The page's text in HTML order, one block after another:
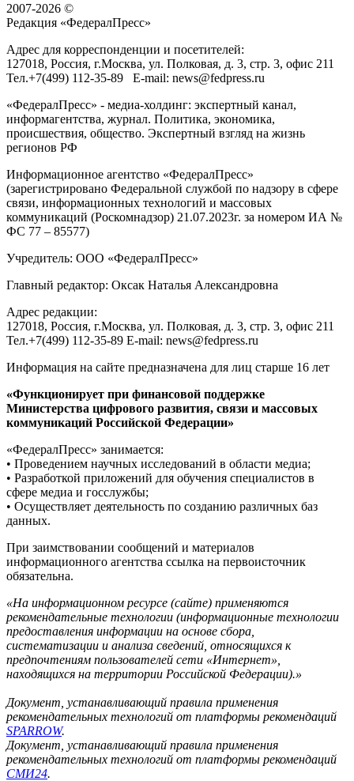
2007-2026 ©
Редакция «ФедералПресс»
Адрес для корреспонденции и посетителей:
127018, Россия, г.Москва, ул. Полковая, д. 3, стр. 3, офис 211
Тел.+7(499) 112-35-89 E-mail: news@fedpress.ru
«ФедералПресс» - медиа-холдинг: экспертный канал,
информагентства, журнал. Политика, экономика,
происшествия, общество. Экспертный взгляд на жизнь
регионов РФ
Информационное агентство «ФедералПресс»
(зарегистрировано Федеральной службой по надзору в сфере
связи, информационных технологий и массовых
коммуникаций (Роскомнадзор) 21.07.2023г. за номером ИА №
ФС 77 – 85577)
Учредитель: ООО «ФедералПресс»
Главный редактор: Оксак Наталья Александровна
Адрес редакции:
127018, Россия, г.Москва, ул. Полковая, д. 3, стр. 3, офис 211
Тел.+7(499) 112-35-89 E-mail: news@fedpress.ru
Информация на сайте предназначена для лиц старше 16 лет
«Функционирует при финансовой поддержке
Министерства цифрового развития, связи и массовых
коммуникаций Российской Федерации»
«ФедералПресс» занимается:
• Проведением научных исследований в области медиа;
• Разработкой приложений для обучения специалистов в
сфере медиа и госслужбы;
• Осуществляет деятельность по созданию различных баз
данных.
При заимствовании сообщений и материалов
информационного агентства ссылка на первоисточник
обязательна.
«На информационном ресурсе (сайте) применяются
рекомендательные технологии (информационные технологии
предоставления информации на основе сбора,
систематизации и анализа сведений, относящихся к
предпочтениям пользователей сети «Интернет»,
находящихся на территории Российской Федерации).»
Документ, устанавливающий правила применения
рекомендательных технологий от платформы рекомендаций
SPARROW.
Документ, устанавливающий правила применения
рекомендательных технологий от платформы рекомендаций
СМИ24.